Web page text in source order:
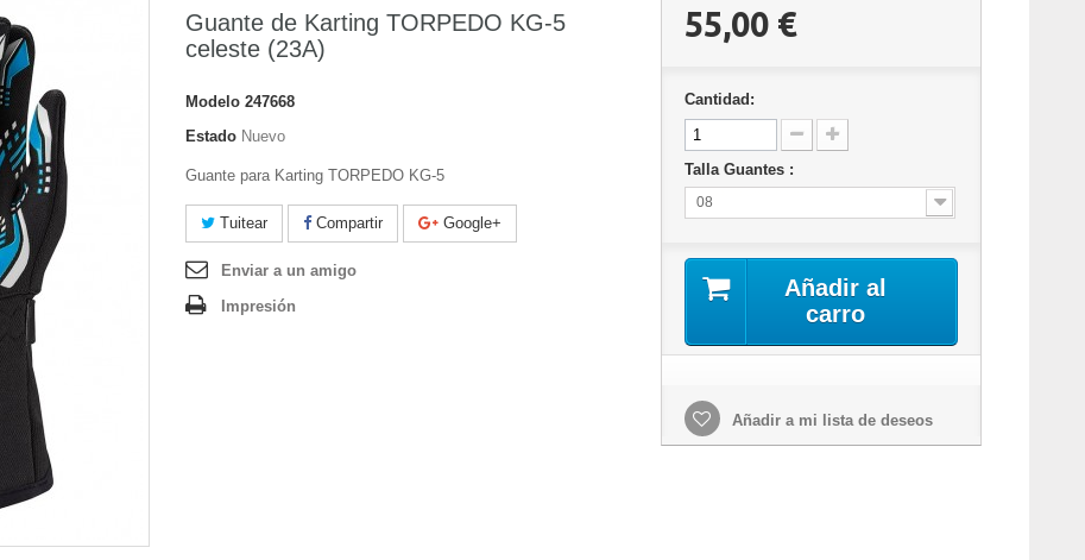
Guante de Karting TORPEDO KG-5
celeste (23A)
Modelo 247668
Estado Nuevo
Guante para Karting TORPEDO KG-5
Tuitear Compartir Google+
Enviar a un amigo
Impresión
55,00 €
Cantidad:
Talla Guantes :
08
Añadir al
carro
Añadir a mi lista de deseos